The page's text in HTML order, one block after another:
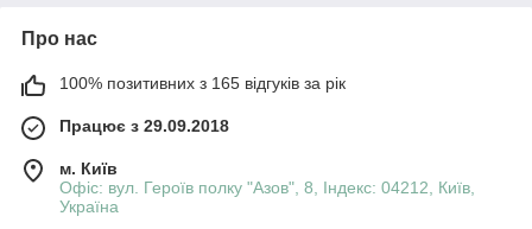
Про нас
100% позитивних з 165 відгуків за рік
Працює з 29.09.2018
м. Київ
Офіс: вул. Героїв полку "Азов", 8, Індекс: 04212, Київ,
Україна